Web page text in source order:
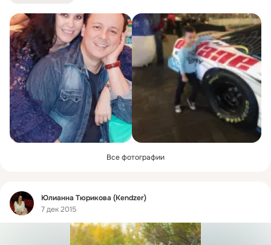
Все фотографии
Фид
Юлианна Тюрикова (Kendzer)
7 дек 2015